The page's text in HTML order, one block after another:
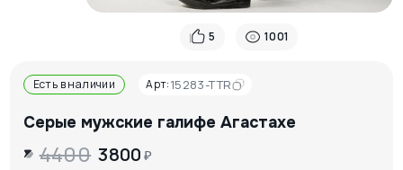
5 1001
Есть в наличии Арт:15283-TTR
Серые мужские галифе Агастахе
4400 3800₽